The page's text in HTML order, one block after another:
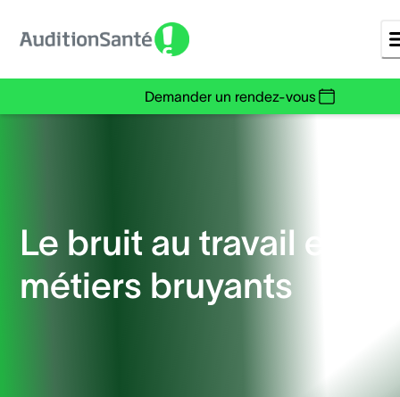
Demander un rendez-vous
Le bruit au travail et les
métiers bruyants